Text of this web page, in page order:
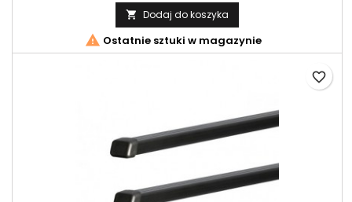
 Dodaj do koszyka
 Ostatnie sztuki w magazynie
favorite_border